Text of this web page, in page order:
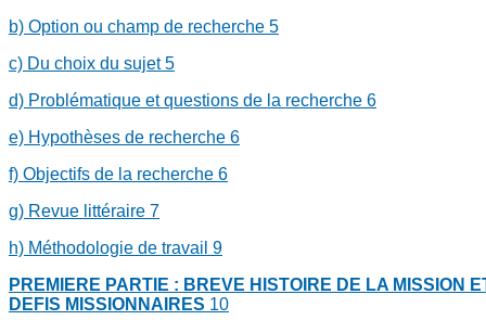
b) Option ou champ de recherche 5
c) Du choix du sujet 5
d) Problématique et questions de la recherche 6
e) Hypothèses de recherche 6
f) Objectifs de la recherche 6
g) Revue littéraire 7
h) Méthodologie de travail 9
PREMIERE PARTIE : BREVE HISTOIRE DE LA MISSION
DEFIS MISSIONNAIRES 10